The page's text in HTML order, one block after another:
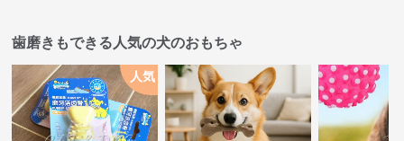
歯磨きもできる人気の犬のおもちゃ
人気